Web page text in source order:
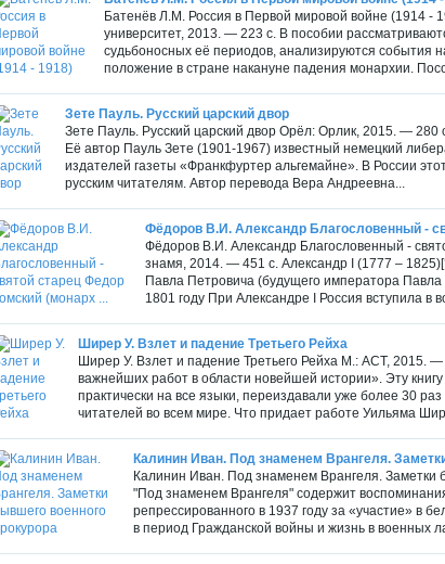
Батенёв Л.М. Россия в Первой мировой войне (1914 -
университет, 2013. — 223 с. В пособии
судьбоносных её периодов, анализируются события
положение в стране накануне падения монархии.
Зете Пауль. Русский царский двор
Зете Пауль. Русский царский двор Орёл: Орлик, 2015. — 280
Её автор Пауль Зете (1901-1967) известный немецкий
издателей газеты «Франкфуртер альгемайне». В России
русским читателям. Автор перевода Вера Андреевна...
Фёдоров В.И. Александр Благословенный -
Фёдоров В.И. Александр Благословенный -
знамя, 2014. — 451 с. Александр I (1777 –
Павла Петровича (будущего императора
1801 году При Александре I Россия вступила в
Ширер У. Взлет и падение Третьего Рейха
Ширер У. Взлет и падение Третьего Рейха М.: ACT, 2015.
важнейших работ в области новейшей истории». Эту
практически на все языки, переиздавали уже более 30
читателей во всем мире. Что придает работе Уильяма
Калинин Иван. Под знаменем Врангеля.
Калинин Иван. Под знаменем Врангеля. Заметки
"Под знаменем Врангеля" содержит
репрессированного в 1937 году за «участие» в
в период Гражданской войны и жизнь в военных